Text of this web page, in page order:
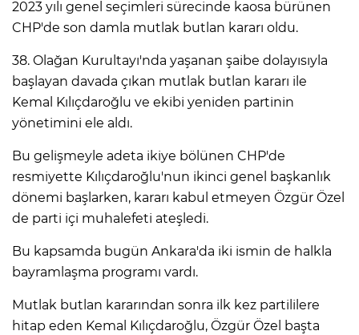
2023 yılı genel seçimleri sürecinde kaosa bürünen
CHP'de son damla mutlak butlan kararı oldu.
38. Olağan Kurultayı'nda yaşanan şaibe dolayısıyla
başlayan davada çıkan mutlak butlan kararı ile
Kemal Kılıçdaroğlu ve ekibi yeniden partinin
yönetimini ele aldı.
Bu gelişmeyle adeta ikiye bölünen CHP'de
resmiyette Kılıçdaroğlu'nun ikinci genel başkanlık
dönemi başlarken, kararı kabul etmeyen Özgür Özel
de parti içi muhalefeti ateşledi.
Bu kapsamda bugün Ankara'da iki ismin de halkla
bayramlaşma programı vardı.
Mutlak butlan kararından sonra ilk kez partililere
hitap eden Kemal Kılıçdaroğlu, Özgür Özel başta